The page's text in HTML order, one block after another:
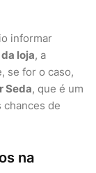
informar
loja, a
se for o caso,
Seda, que é um
chances de
na